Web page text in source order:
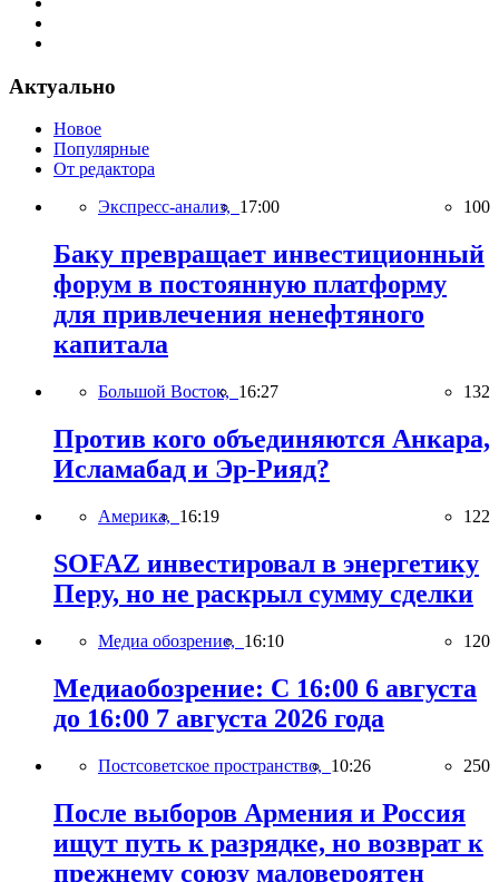
Актуально
Новое
Популярные
От редактора
Экспресс-анализ, 17:00 100
Баку превращает инвестиционный
форум в постоянную платформу
для привлечения ненефтяного
капитала
Большой Восток, 16:27 132
Против кого объединяются Анкара,
Исламабад и Эр-Рияд?
Америка, 16:19 122
SOFAZ инвестировал в энергетику
Перу, но не раскрыл сумму сделки
Медиа обозрение, 16:10 120
Медиаобозрение: С 16:00 6 августа
до 16:00 7 августа 2026 года
Постсоветское пространство, 10:26 250
После выборов Армения и Россия
ищут путь к разрядке, но возврат к
прежнему союзу маловероятен